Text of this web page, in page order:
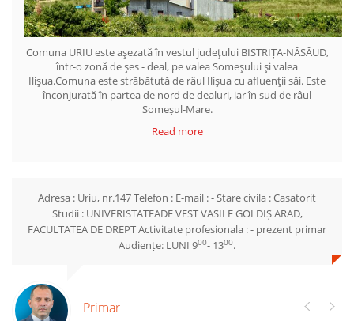
Comuna URIU este aşezată în vestul judeţului BISTRIȚA-NĂSĂUD,
într-o zonă de şes - deal, pe valea Someşului şi valea
Ilişua.Comuna este străbătută de râul Ilişua cu afluenţii săi. Este
înconjurată în partea de nord de dealuri, iar în sud de râul
Someşul-Mare.
Read more
Adresa : Uriu, nr.147 Telefon : E-mail : - Stare civila : Casatorit
Studii : UNIVERISTATEADE VEST VASILE GOLDIȘ ARAD,
FACULTATEA DE DREPT Activitate profesionala : - prezent primar
Audiențe: LUNI 900- 1300.
Primar